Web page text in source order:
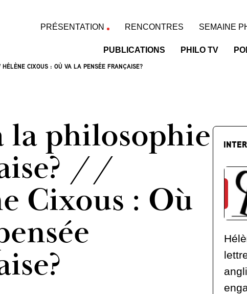
PRÉSENTATION RENCONTRES SEMAINE
PUBLICATIONS PHILO TV
CIXOUS : OÙ VA LA PENSÉE FRANÇAISE?
la philosophie
//
Cixous : Où